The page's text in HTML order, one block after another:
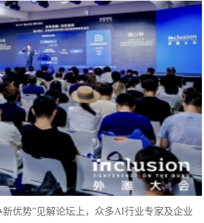
优势”见解论坛上，众多AI行业专家及企业